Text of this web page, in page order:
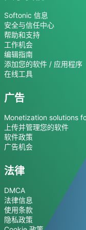
Softonic 信息
安全与信任中心
帮助和支持
工作机会
编辑指南
添加您的软件 / 应用程序
在线工具
广告
Monetization solutions
上传并管理您的软件
软件政策
广告机会
法律
DMCA
法律信息
使用条款
隐私政策